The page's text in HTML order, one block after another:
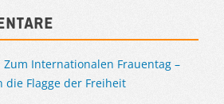
Zum Internationalen Frauentag –
die Flagge der Freiheit